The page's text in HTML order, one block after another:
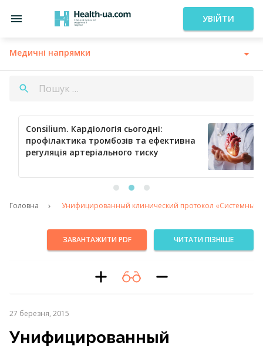
УВІЙТИ
Медичні напрямки
Consilium. Кардіологія сьогодні:
профілактика тромбозів та ефективна
регуляція артеріального тиску
Головна Унифицированный клинический протокол
ЗАВАНТАЖИТИ PDF ЧИТАТИ ПІЗНІШЕ
27 березня, 2015
Унифицированный